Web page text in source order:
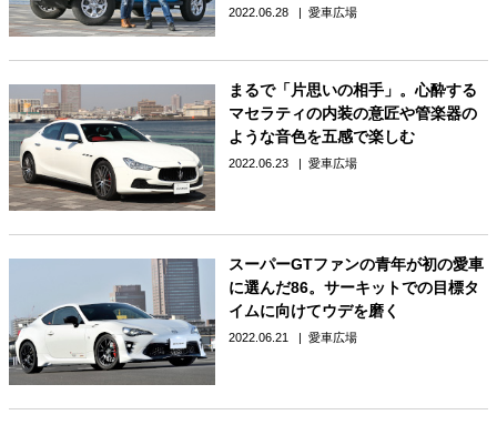
2022.06.28 愛車広場
まるで「片思いの相手」。心酔する
マセラティの内装の意匠や管楽器の
ような音色を五感で楽しむ
2022.06.23 愛車広場
スーパーGTファンの青年が初の愛車
に選んだ86。サーキットでの目標タ
イムに向けてウデを磨く
2022.06.21 愛車広場